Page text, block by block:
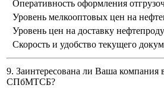
Оперативность оформления
Уровень мелкооптовых цен на
Уровень цен на доставку
Скорость и удобство текущего
9. Заинтересована ли Ваша
СПбМТСБ?